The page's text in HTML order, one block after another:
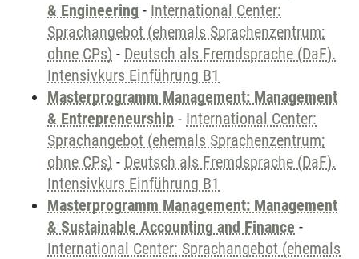
& Engineering - International Center:
Sprachangebot (ehemals Sprachenzentrum;
ohne CPs) - Deutsch als Fremdsprache (DaF).
Intensivkurs Einführung B1
Masterprogramm Management: Management
& Entrepreneurship - International Center:
Sprachangebot (ehemals Sprachenzentrum;
ohne CPs) - Deutsch als Fremdsprache (DaF).
Intensivkurs Einführung B1
Masterprogramm Management: Management
& Sustainable Accounting and Finance -
International Center: Sprachangebot (ehemals